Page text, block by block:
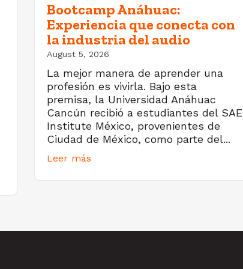
Bootcamp Anáhuac:
Experiencia que conecta con
la industria del audio
August 5, 2026
La mejor manera de aprender una
profesión es vivirla. Bajo esta
premisa, la Universidad Anáhuac
Cancún recibió a estudiantes del SAE
Institute México, provenientes de
Ciudad de México, como parte del...
Leer más